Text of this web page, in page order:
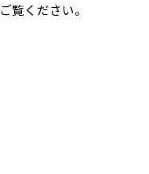
覧ください。